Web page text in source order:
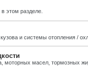
этом разделе.
и системы отопления /
масел, тормозных